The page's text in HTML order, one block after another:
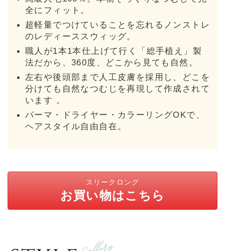
全にフィット。
超軽量でつけていることを忘れるノンストレ
のレディーススウィッグ。
職人が1本1本仕上げて行く「総手植え」製
法だから、360度、どこから見ても自然。
左右や後頭部まで人工皮膚を採用し、どこを
分けても自然なつむじを再現して作成されて
います 。
パーマ・ドライヤー・カラーリングOKで、
ヘアスタイル自由自在。
スリークロング
お買い物はこちら